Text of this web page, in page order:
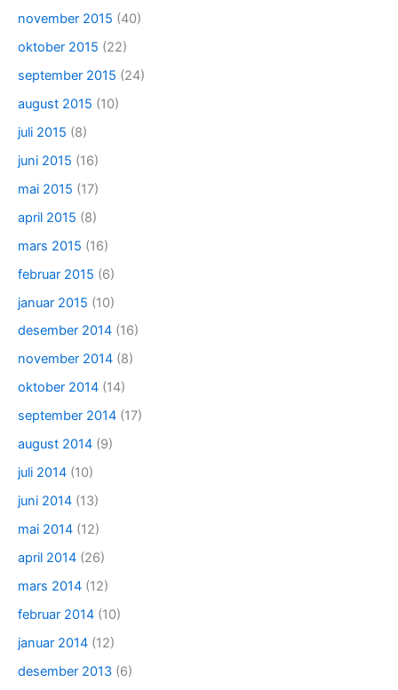
november 2015 (40)
oktober 2015 (22)
september 2015 (24)
august 2015 (10)
juli 2015 (8)
juni 2015 (16)
mai 2015 (17)
april 2015 (8)
mars 2015 (16)
februar 2015 (6)
januar 2015 (10)
desember 2014 (16)
november 2014 (8)
oktober 2014 (14)
september 2014 (17)
august 2014 (9)
juli 2014 (10)
juni 2014 (13)
mai 2014 (12)
april 2014 (26)
mars 2014 (12)
februar 2014 (10)
januar 2014 (12)
desember 2013 (6)